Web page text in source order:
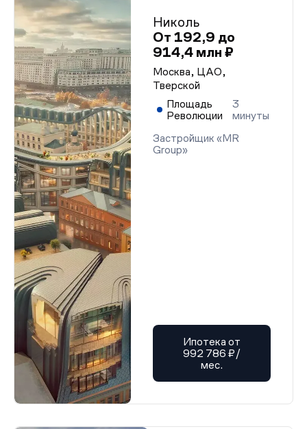
Николь
От 192,9 до
914,4 млн ₽
Москва, ЦАО,
Тверской
Площадь
Революции
3
минуты
Застройщик «MR
Group»
Ипотека от
992 786 ₽/
мес.